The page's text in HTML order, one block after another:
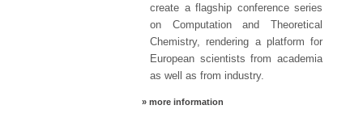
create a flagship conference series
on Computation and Theoretical
Chemistry, rendering a platform for
European scientists from academia
as well as from industry.
» more information